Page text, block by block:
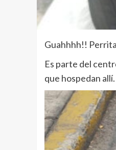
Guahhhh!!
Es parte del
que hospedan allí.